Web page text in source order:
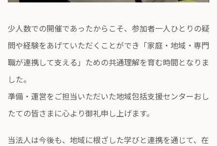
少人数での開催であったからこそ、参加者一人ひとりの疑
問や経験をあげていただくことができ「家庭・地域・専門
職が連携して支える」ための共通理解を育む時間となりま
した。
準備・運営をご担当いただいた地域包括支援センターおし
たての皆さまに心より御礼申し上げます。
当法人は今後も、地域に根ざした学びと連携を通じて、在